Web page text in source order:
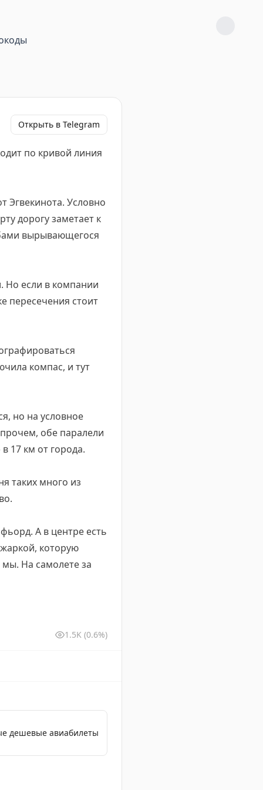
Открыть в Telegram
по кривой линия
Эгвекинота. Условно
дорогу заметает к
вырывающегося
Но если в компании
пересечения стоит
компас, и тут
но на условное
обе паралели
17 км от города.
таких много из
А в центре есть
которую
На самолете за
1.5K (0.6%)
дешевые авиабилеты